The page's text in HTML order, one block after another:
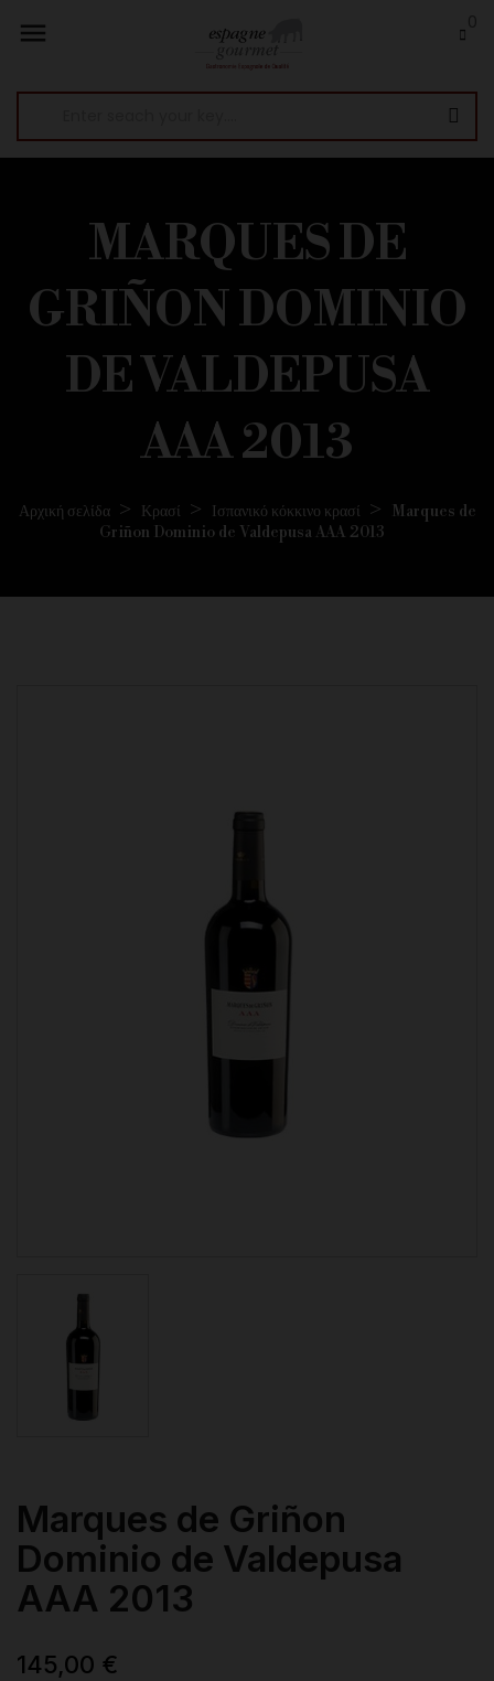

MARQUES DE
GRIÑON DOMINIO
DE VALDEPUSA
AAA 2013
Αρχική σελίδα Κρασί Ισπανικό κόκκινο κρασί
Marques de
Griñon Dominio de Valdepusa AAA 2013
Marques de Griñon
Dominio de Valdepusa
AAA 2013
145,00 €